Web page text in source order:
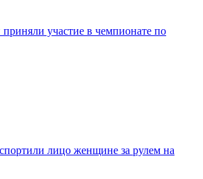
участие в чемпионате по
лицо женщине за рулем на